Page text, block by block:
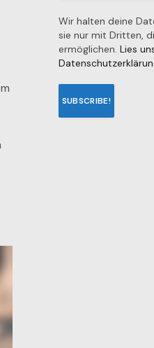
Wir halten deine
sie nur mit Dritten,
ermöglichen. Lies